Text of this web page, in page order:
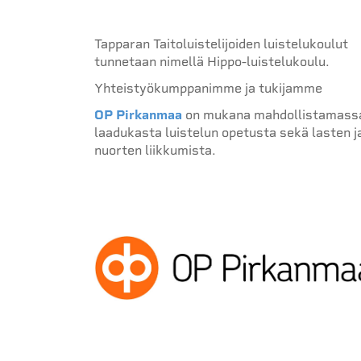
Tapparan Taitoluistelijoiden luistelukoulut
tunnetaan nimellä Hippo-luistelukoulu.
Yhteistyökumppanimme ja tukijamme
OP Pirkanmaa on mukana
laadukasta luistelun opetusta sekä lasten
nuorten liikkumista.